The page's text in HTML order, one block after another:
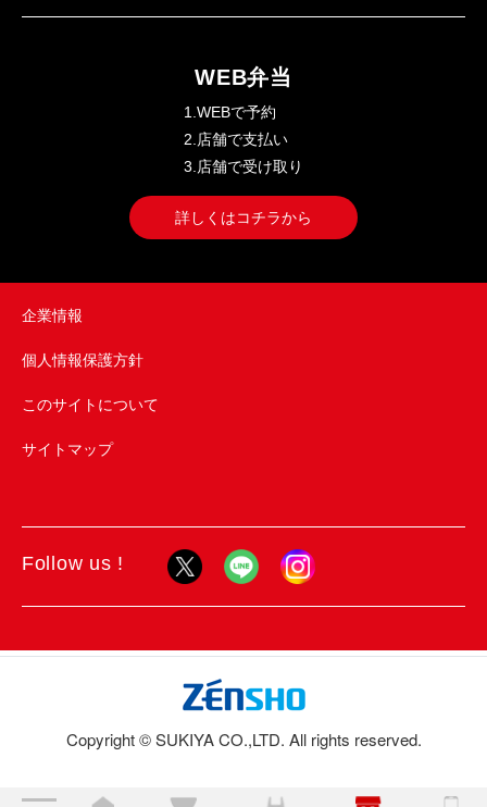
WEB弁当
1.WEBで予約
2.店舗で支払い
3.店舗で受け取り
詳しくはコチラから
企業情報
個人情報保護方針
このサイトについて
サイトマップ
Follow us !
Copyright © SUKIYA CO.,LTD. All rights reserved.